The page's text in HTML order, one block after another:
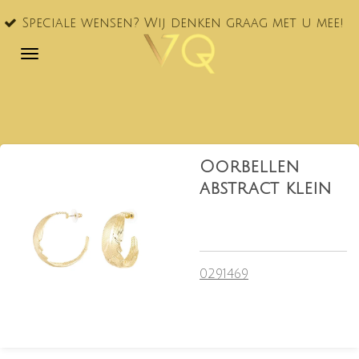
Ga
naar
wensen? Wij denken graag met u mee!
Oorbellen
abstract klein
0291469